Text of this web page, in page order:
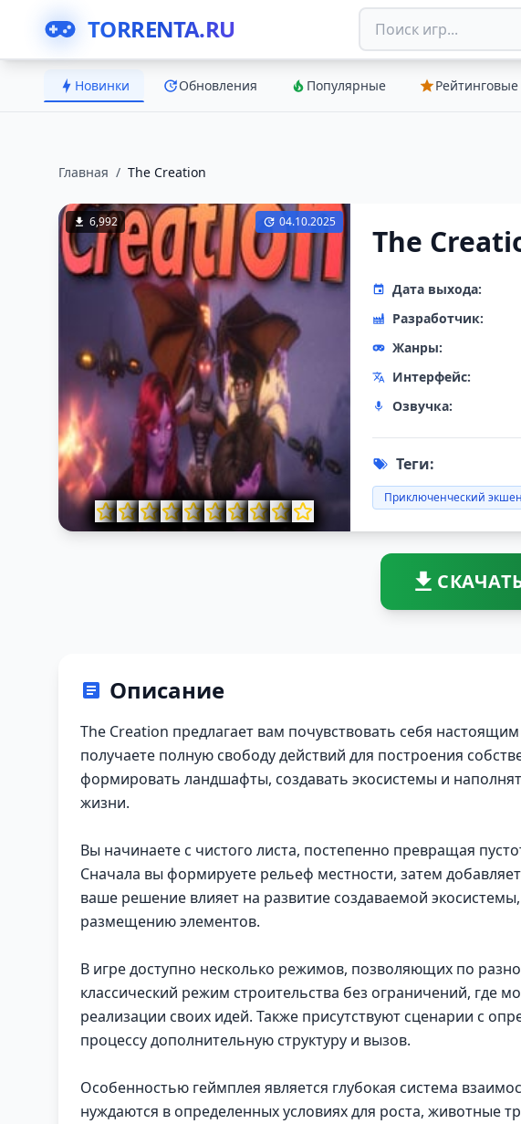
TORRENTA.RU
Новинки Обновления Популярные Рейтинговые
Главная / The Creation
6,992 04.10.2025
The
Дата выхода:
Разработчик:
Жанры:
Интерфейс:
Озвучка:
Теги:
Приключенческий экшен
Описание
The Creation предлагает вам почувствовать себя
получаете полную свободу действий для построения
формировать ландшафты, создавать экосистемы и
жизни.
Вы начинаете с чистого листа, постепенно превращая
Сначала вы формируете рельеф местности, затем
ваше решение влияет на развитие создаваемой
размещению элементов.
В игре доступно несколько режимов, позволяющих по
классический режим строительства без ограничений, где
реализации своих идей. Также присутствуют сценарии с
процессу дополнительную структуру и вызов.
Особенностью геймплея является глубокая система
нуждаются в определенных условиях для роста, животные